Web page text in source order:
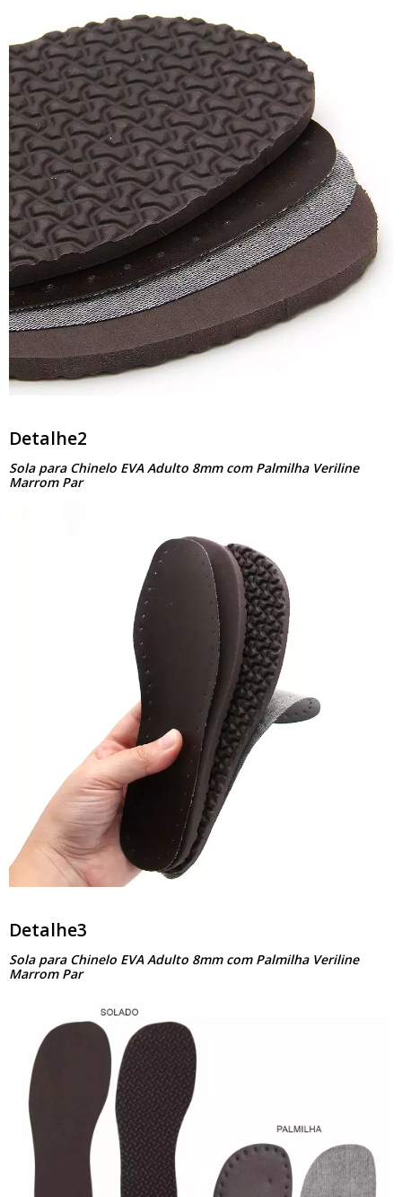
Detalhe2
Sola para Chinelo EVA Adulto 8mm com Palmilha Veriline
Marrom Par
Detalhe3
Sola para Chinelo EVA Adulto 8mm com Palmilha Veriline
Marrom Par